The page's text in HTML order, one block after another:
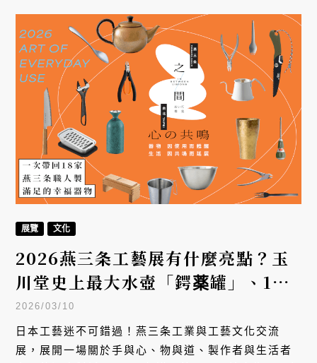
與無菜單料理等多元領域，每一位職人以土地為根，
以專業為翼，讓新北農業的精品實力在國際地標上盡
情綻放。
展覽 文化
2026燕三条工藝展有什麼亮點？玉
川堂史上最大水壺「鍔薬罐」、18
個日本品牌來台
2026/03/10
日本工藝迷不可錯過！燕三条工業與工藝文化交流
展，展開一場關於手與心、物與道、製作者與生活者